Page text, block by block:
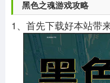
黑色之魂游戏攻略
1、首先下载好本站带